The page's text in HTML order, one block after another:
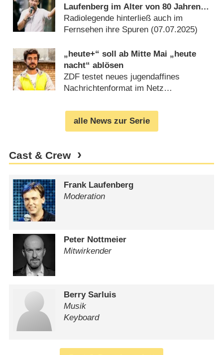
Laufenberg im Alter von 80 Jahren
gestorben
Radiolegende hinterließ auch im
Fernsehen ihre Spuren (07.07.2025)
„heute+“ soll ab Mitte Mai „heute
nacht“ ablösen
ZDF testet neues jugendaffines
Nachrichtenformat im Netz
alle News zur Serie
Cast & Crew
Frank Laufenberg
Moderation
Peter Nottmeier
Mitwirkender
Berry Sarluis
Musik
Keyboard